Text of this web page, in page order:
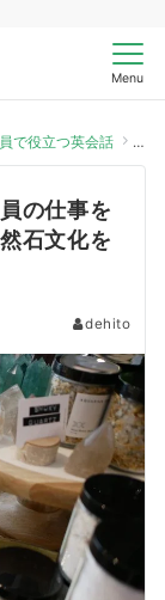
Menu
で役立つ英会話 天
の仕事を
石文化を
dehito